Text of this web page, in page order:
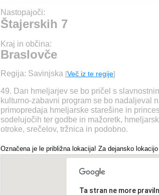
Nastopajoči:
Štajerskih 7
Kraj in občina:
Braslovče
Regija: Savinjska [Več iz te regije]
49. Dan hmeljarjev se bo pričel s
kulturno-zabavni program se bo nadaljeval
primopredaja hmeljarske starešine in
sodelujočih ter godbe in mažoretk,
otroke, srečelov, tržnica in podobno.
Označena je le približna lokacija! Za dejansko
Ta stran ne more